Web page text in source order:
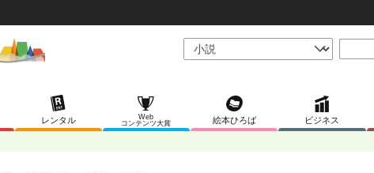
レンタル
Web
コンテンツ大賞
絵本ひろば ビジネス